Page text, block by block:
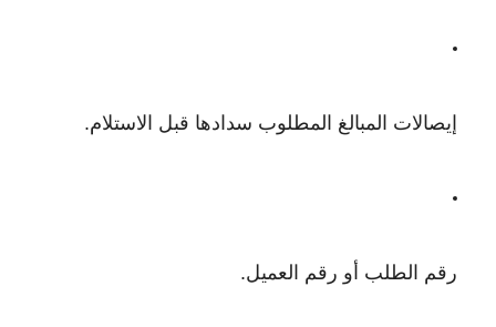
إيصالات المبالغ المطلوب سدادها قبل الاستلام.
رقم الطلب أو رقم العميل.